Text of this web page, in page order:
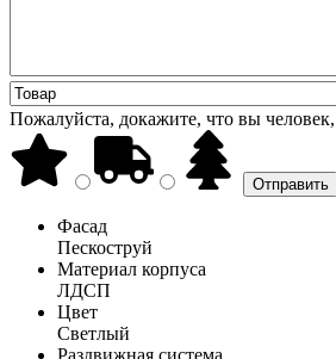
Пожалуйста, докажите, что вы
Фасад
Пескоструй
Материал корпуса
ЛДСП
Цвет
Светлый
Раздвижная система